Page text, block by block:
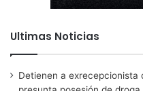
Ultimas Noticias
Detienen a exrecepcionista